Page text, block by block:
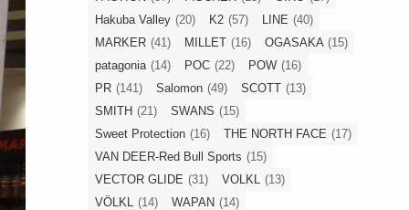
Hakuba Valley (20) K2 (57) LINE (40)
MARKER (41) MILLET (16) OGASAKA (15)
patagonia (14) POC (22) POW (16)
PR (141) Salomon (49) SCOTT (13)
SMITH (21) SWANS (15)
Sweet Protection (16) THE NORTH FACE (17)
VAN DEER-Red Bull Sports (15)
VECTOR GLIDE (31) VOLKL (13)
VÖLKL (14) WAPAN (14)